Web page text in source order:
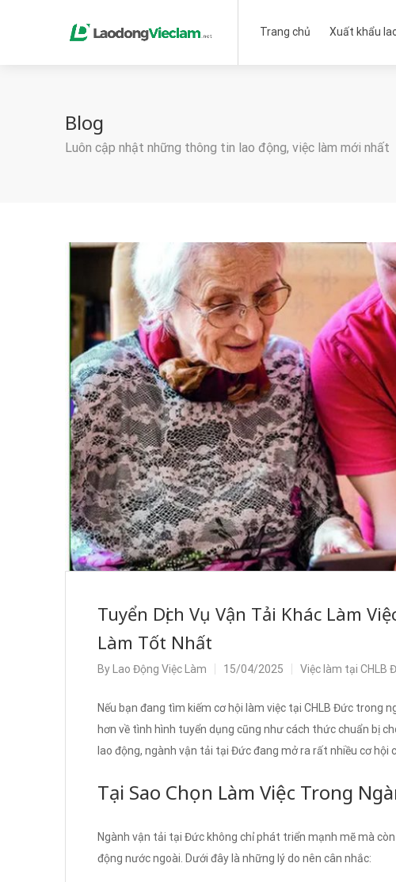
Trang chủ Xuất khẩu
Blog
Luôn cập nhật những thông tin lao động, việc làm mới nhất
Tuyển Dịch Vụ Vận Tải Khác Làm
Làm Tốt Nhất
By Lao Động Việc Làm 15/04/2025 Việc làm tại CHLB
Nếu bạn đang tìm kiếm cơ hội làm việc tại CHLB Đức trong
hơn về tình hình tuyển dụng cũng như cách thức chuẩn bị
lao động, ngành vận tải tại Đức đang mở ra rất nhiều cơ hội
Tại Sao Chọn Làm Việc Trong
Ngành vận tải tại Đức không chỉ phát triển mạnh mẽ mà
động nước ngoài. Dưới đây là những lý do nên cân nhắc: